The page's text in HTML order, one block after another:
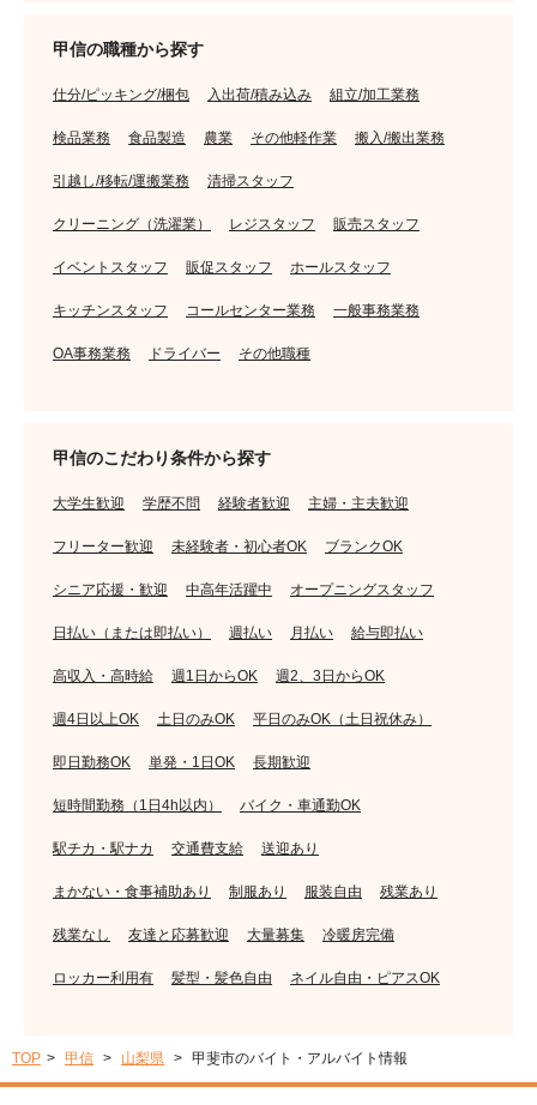
甲信の職種から探す
仕分/ピッキング/梱包 入出荷/積み込み 組立/加工業務
検品業務 食品製造 農業 その他軽作業 搬入/搬出業務
引越し/移転/運搬業務 清掃スタッフ
クリーニング（洗濯業） レジスタッフ 販売スタッフ
イベントスタッフ 販促スタッフ ホールスタッフ
キッチンスタッフ コールセンター業務 一般事務業務
OA事務業務 ドライバー その他職種
甲信のこだわり条件から探す
大学生歓迎 学歴不問 経験者歓迎 主婦・主夫歓迎
フリーター歓迎 未経験者・初心者OK ブランクOK
シニア応援・歓迎 中高年活躍中 オープニングスタッフ
日払い（または即払い） 週払い 月払い 給与即払い
高収入・高時給 週1日からOK 週2、3日からOK
週4日以上OK 土日のみOK 平日のみOK（土日祝休み）
即日勤務OK 単発・1日OK 長期歓迎
短時間勤務（1日4h以内） バイク・車通勤OK
駅チカ・駅ナカ 交通費支給 送迎あり
まかない・食事補助あり 制服あり 服装自由 残業あり
残業なし 友達と応募歓迎 大量募集 冷暖房完備
ロッカー利用有 髪型・髪色自由 ネイル自由・ピアスOK
TOP 甲信 山梨県 甲斐市のバイト・アルバイト情報